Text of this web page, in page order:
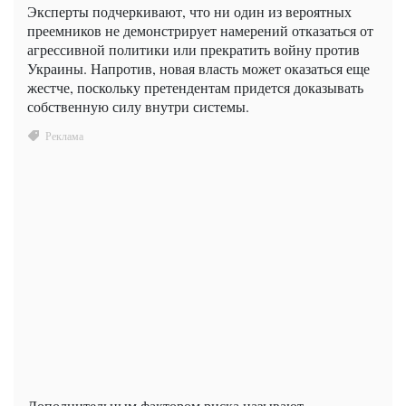
Эксперты подчеркивают, что ни один из вероятных
преемников не демонстрирует намерений отказаться от
агрессивной политики или прекратить войну против
Украины. Напротив, новая власть может оказаться еще
жестче, поскольку претендентам придется доказывать
собственную силу внутри системы.